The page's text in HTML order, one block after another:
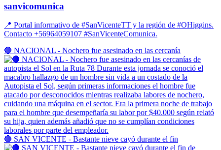
sanvicomunica
📍 Portal informativo de #SanVicenteTT y la región de #OHiggins.
Contacto +56964059107 #SanVicenteComunica.
🔴 NACIONAL - Nochero fue asesinado en las cercanía
🔴 SAN VICENTE - Bastante nieve cayó durante el fin